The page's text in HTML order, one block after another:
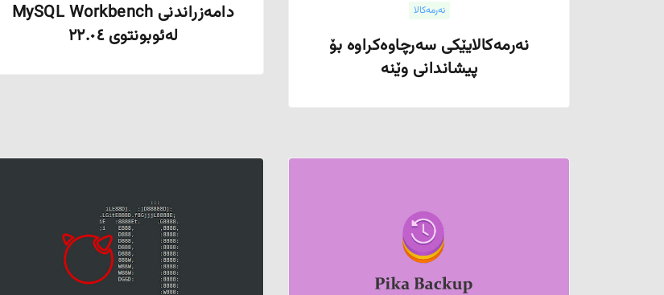
نەرمەکالا
نەرمەکالایێکی سەرچاوەکراوە بۆ
پیشاندانی وێنە
دامەزراندنی MySQL Workbench
لەئوبونتوی ٢٢.٠٤